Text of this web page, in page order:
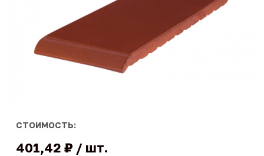
СТОИМОСТЬ:
401,42 ₽ шт.